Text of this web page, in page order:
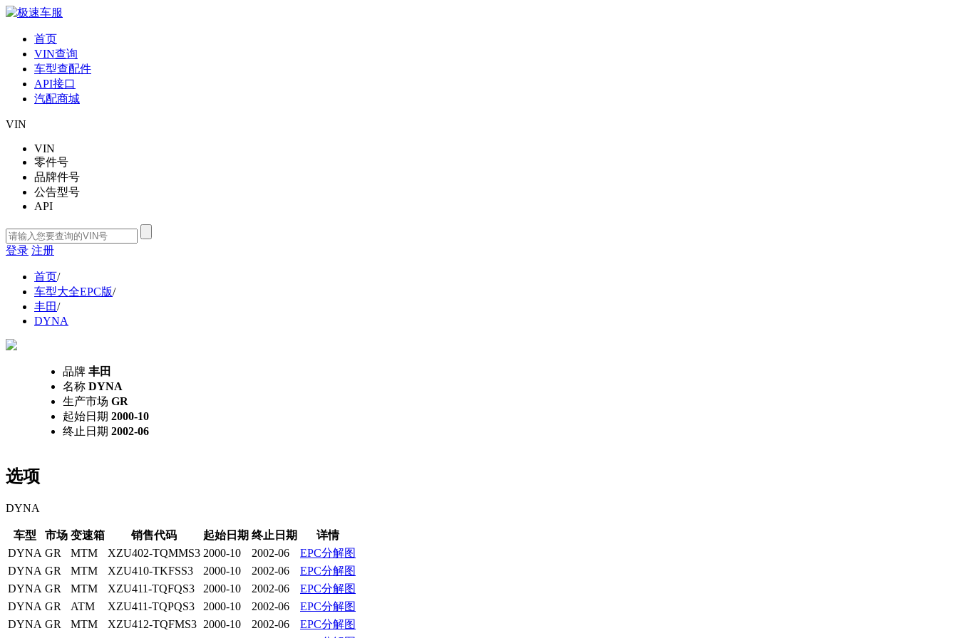
首页
VIN查询
车型查配件
API接口
汽配商城
VIN
VIN
零件号
品牌件号
公告型号
API
登录 注册
首页/
车型大全EPC版/
丰田/
DYNA
品牌 丰田
名称 DYNA
生产市场 GR
起始日期 2000-10
终止日期 2002-06
选项
DYNA
车型 市场 变速箱 销售代码 起始日期 终止日期
详情
DYNA GR MTM XZU402-TQMMS3 2000-10 2002-06
EPC分解图
DYNA GR MTM XZU410-TKFSS3 2000-10 2002-06
EPC分解图
DYNA GR MTM XZU411-TQFQS3 2000-10 2002-06
EPC分解图
DYNA GR ATM XZU411-TQPQS3 2000-10 2002-06
EPC分解图
DYNA GR MTM XZU412-TQFMS3 2000-10 2002-06
EPC分解图